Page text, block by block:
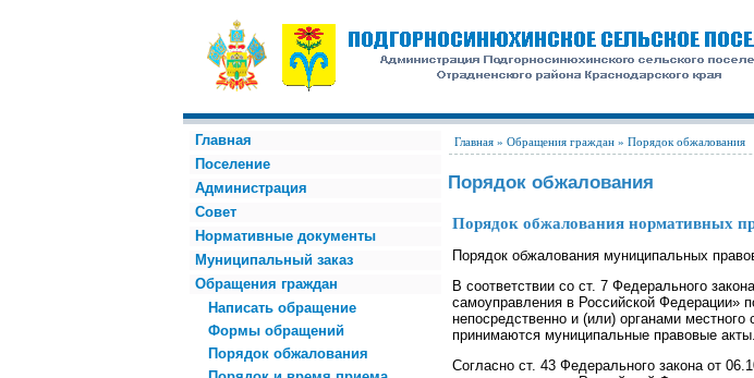
Главная
Поселение
Администрация
Совет
Нормативные документы
Муниципальный заказ
Обращения граждан
Написать обращение
Формы обращений
Порядок обжалования
Главная » Обращения граждан » Порядок обжалования
Порядок обжалования
Порядок обжалования нормативных
Порядок обжалования муниципальных
В соответствии со ст. 7 Федерального
самоуправления в Российской Федерации»
непосредственно и (или) органами
принимаются муниципальные правовые акты.
Согласно ст. 43 Федерального закона от